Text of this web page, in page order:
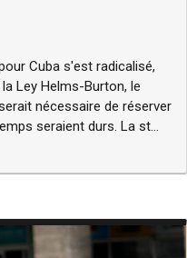
Cuba s'est radicalisé,
Ley Helms-Burton, le
nécessaire de réserver
seraient durs. La st...